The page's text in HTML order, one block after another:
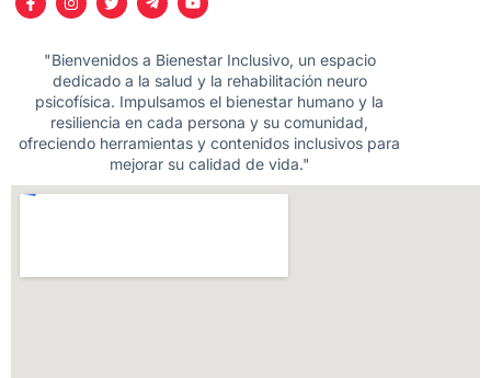
"Bienvenidos a Bienestar Inclusivo, un espacio
dedicado a la salud y la rehabilitación neuro
psicofísica. Impulsamos el bienestar humano y la
resiliencia en cada persona y su comunidad,
ofreciendo herramientas y contenidos inclusivos para
mejorar su calidad de vida."